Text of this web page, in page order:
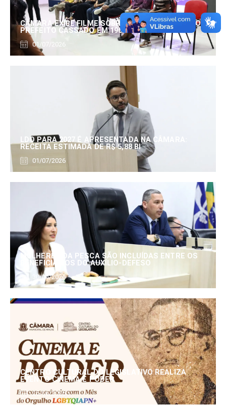
CÂMARA EXIBE FILME SOBRE EDUARDO SERRANO,
PREFEITO CASSADO EM 1960
01/07/2026
LDO PARA 2027 É APRESENTADA NA CÂMARA:
RECEITA ESTIMADA DE R$ 5,88 BI
01/07/2026
MULHERES DA PESCA SÃO INCLUÍDAS ENTRE OS
BENEFICIÁRIOS DO AUXÍLIO-DEFESO
30/06/2026
CENTRO CULTURAL DO LEGISLATIVO REALIZA
EVENTO CINEMA E PODER
25/06/2026